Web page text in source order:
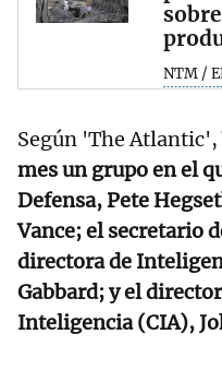
NTM /
Según 'The Atlantic',
mes un grupo en el
Defensa, Pete
Vance; el secretario
directora de
Gabbard; y el
Inteligencia (CIA),